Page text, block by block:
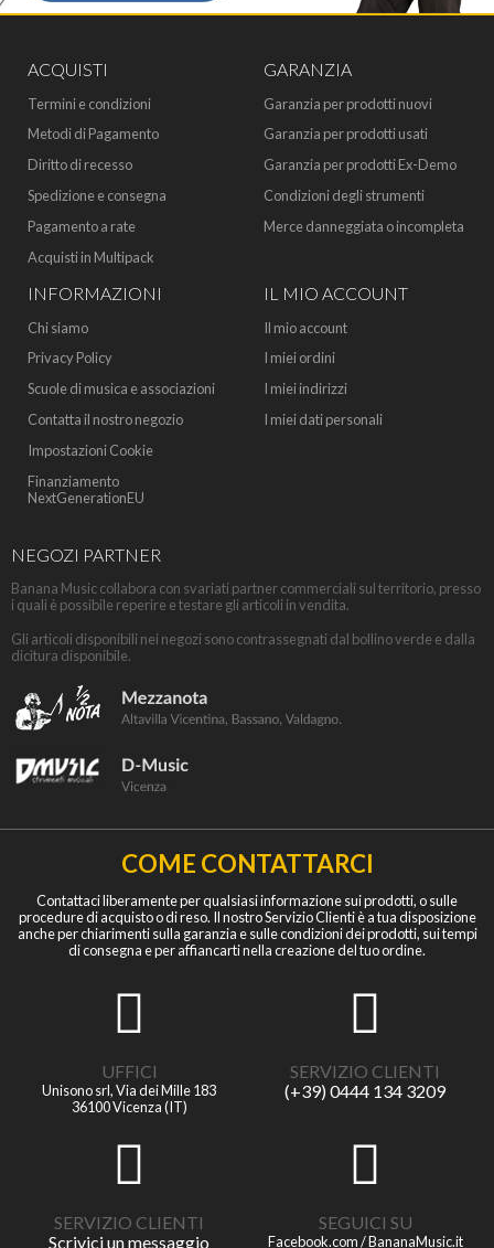
ACQUISTI
Termini e condizioni
Metodi di Pagamento
Diritto di recesso
Spedizione e consegna
Pagamento a rate
Acquisti in Multipack
GARANZIA
Garanzia per prodotti nuovi
Garanzia per prodotti usati
Garanzia per prodotti Ex-Demo
Condizioni degli strumenti
Merce danneggiata o incompleta
INFORMAZIONI
Chi siamo
Privacy Policy
Scuole di musica e associazioni
Contatta il nostro negozio
Impostazioni Cookie
Finanziamento
NextGenerationEU
IL MIO ACCOUNT
Il mio account
I miei ordini
I miei indirizzi
I miei dati personali
NEGOZI PARTNER
Banana Music collabora con svariati partner commerciali sul territorio, presso
i quali è possibile reperire e testare gli articoli in vendita.
Gli articoli disponibili nei negozi sono contrassegnati dal bollino verde e dalla
dicitura disponibile.
COME CONTATTARCI
Contattaci liberamente per qualsiasi informazione sui prodotti, o sulle
procedure di acquisto o di reso. Il nostro Servizio Clienti è a tua disposizione
anche per chiarimenti sulla garanzia e sulle condizioni dei prodotti, sui tempi
di consegna e per affiancarti nella creazione del tuo ordine.
UFFICI
Unisono srl, Via dei Mille 183
36100 Vicenza (IT)
SERVIZIO CLIENTI
(+39) 0444 134 3209
SERVIZIO CLIENTI
Scrivici un messaggio
SEGUICI SU
Facebook.com / BananaMusic.it